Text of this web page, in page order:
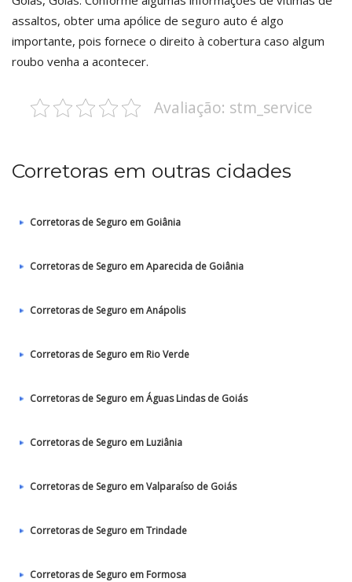
assaltos, obter uma apólice de seguro auto é algo
importante, pois fornece o direito à cobertura caso algum
roubo venha a acontecer.
Avaliação: stm_service
Corretoras em outras cidades
Corretoras de Seguro em Goiânia
Corretoras de Seguro em Aparecida de Goiânia
Corretoras de Seguro em Anápolis
Corretoras de Seguro em Rio Verde
Corretoras de Seguro em Águas Lindas de Goiás
Corretoras de Seguro em Luziânia
Corretoras de Seguro em Valparaíso de Goiás
Corretoras de Seguro em Trindade
Corretoras de Seguro em Formosa